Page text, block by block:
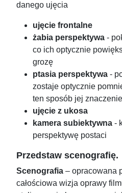
danego ujęcia
ujęcie frontalne
żabia perspektywa -
co ich optycznie
grozę
ptasia perspektywa -
zostaje optycznie
ten sposób jej znaczenie
ujęcie z ukosa
kamera subiektywna -
perspektywę postaci
Przedstaw scenografię.
Scenografia – opracowana
całościowa wizja oprawy